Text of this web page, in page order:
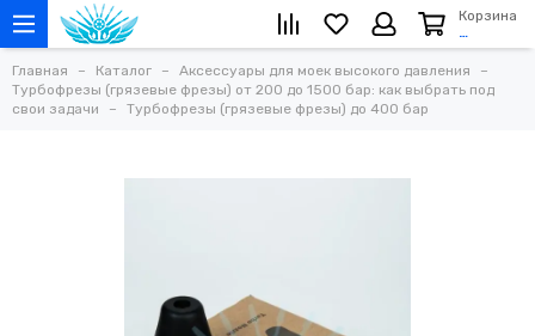
Корзина
…
Главная Каталог
Аксессуары для моек высокого давления
Турбофрезы (грязевые фрезы) от 200 до 1500 бар: как выбрать под
свои задачи
Турбофрезы (грязевые фрезы) до 400 бар